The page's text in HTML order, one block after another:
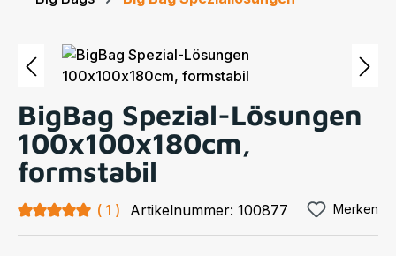
Bildergalerie überspringen
BigBag Spezial-Lösungen
100x100x180cm,
formstabil
Durchschnittliche Bewertung von 5 von 5 Sternen
1 Artikelnummer: 100877 Merken